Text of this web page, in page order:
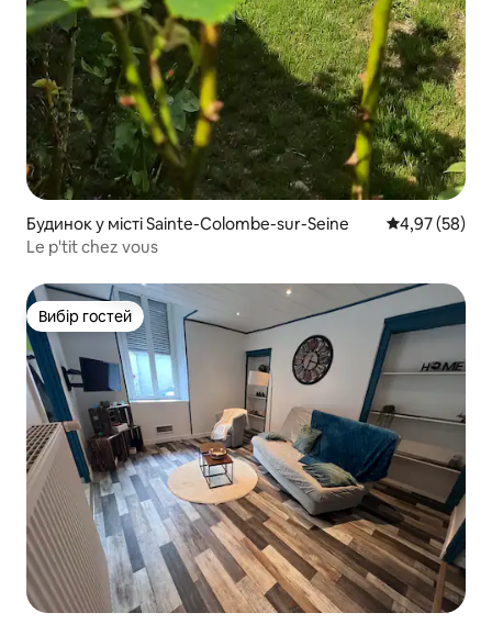
Будинок у місті Sainte-Colombe-sur-Seine Середня
4,97 (58)
Le p'tit chez vous
Вибір гостей
Вибір гостей